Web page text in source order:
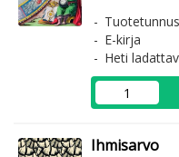
E-kirja
Heti
Ihmisarvo